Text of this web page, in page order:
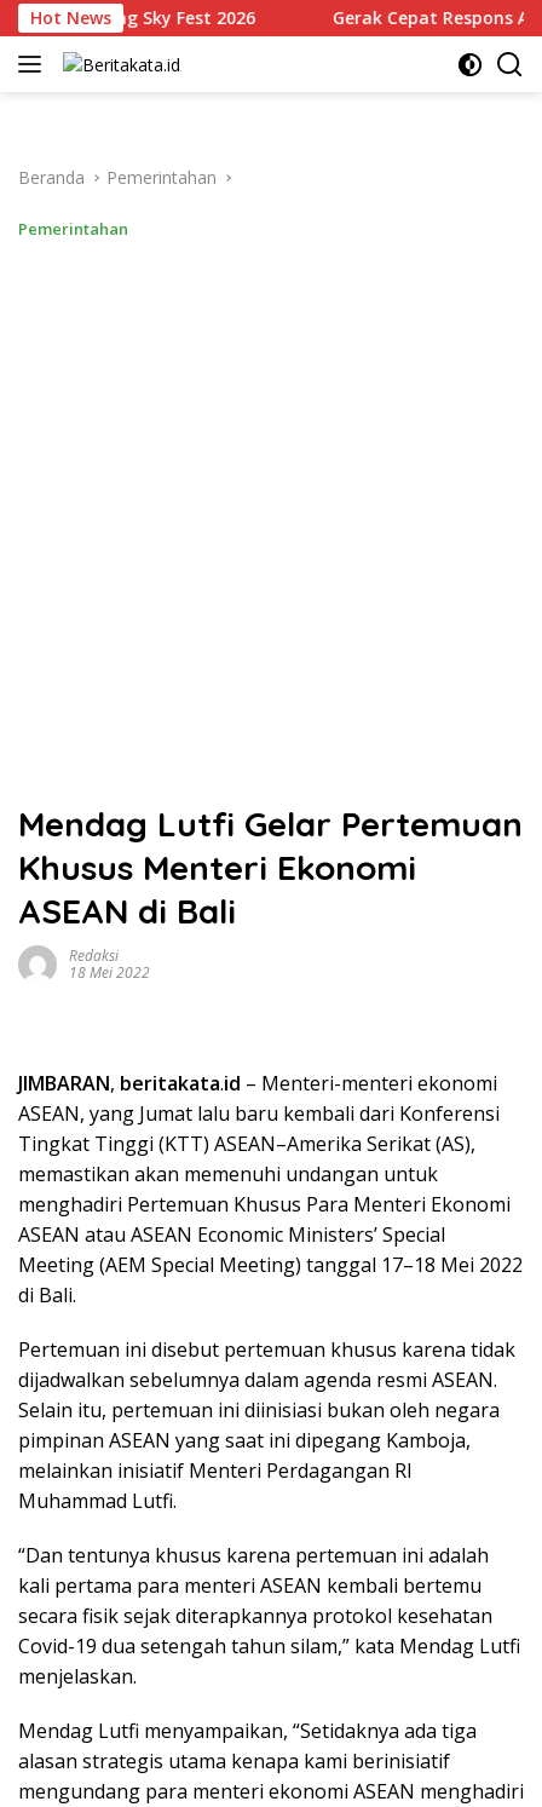
Langsung
ke
konten
Hot News
Sky Fest 2026 Gerak Cepat Respons Aduan
Beranda Pemerintahan
Pemerintahan
Mendag Lutfi Gelar Pertemuan
Khusus Menteri Ekonomi
ASEAN di Bali
Redaksi
18 Mei 2022
JIMBARAN, beritakata.id – Menteri-menteri ekonomi
ASEAN, yang Jumat lalu baru kembali dari Konferensi
Tingkat Tinggi (KTT) ASEAN–Amerika Serikat (AS),
memastikan akan memenuhi undangan untuk
menghadiri Pertemuan Khusus Para Menteri Ekonomi
ASEAN atau ASEAN Economic Ministers’ Special
Meeting (AEM Special Meeting) tanggal 17–18 Mei 2022
di Bali.
Pertemuan ini disebut pertemuan khusus karena tidak
dijadwalkan sebelumnya dalam agenda resmi ASEAN.
Selain itu, pertemuan ini diinisiasi bukan oleh negara
pimpinan ASEAN yang saat ini dipegang Kamboja,
melainkan inisiatif Menteri Perdagangan RI
Muhammad Lutfi.
“Dan tentunya khusus karena pertemuan ini adalah
kali pertama para menteri ASEAN kembali bertemu
secara fisik sejak diterapkannya protokol kesehatan
Covid-19 dua setengah tahun silam,” kata Mendag Lutfi
menjelaskan.
Mendag Lutfi menyampaikan, “Setidaknya ada tiga
alasan strategis utama kenapa kami berinisiatif
mengundang para menteri ekonomi ASEAN menghadiri